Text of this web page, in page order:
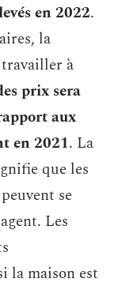
en 2022.
la
à
prix sera
aux
en 2021. La
que les
se
Les
la maison est